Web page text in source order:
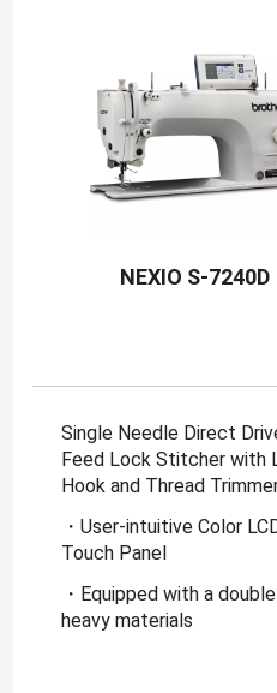
NEXIO S-7240D
Single Needle Direct
Feed Lock Stitcher with
Hook and Thread
・User-intuitive Color
Touch Panel
・Equipped with a
heavy materials